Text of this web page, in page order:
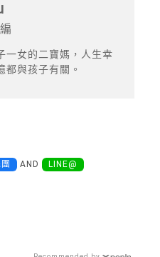
一女的二寶媽，人生幸
都與孩子有關。
AND LINE@